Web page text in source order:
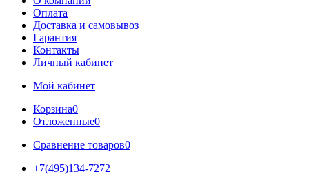
Оплата
Доставка и самовывоз
Гарантия
Контакты
Личный кабинет
Мой кабинет
Корзина0
Отложенные0
Сравнение товаров0
+7(495)134-7272